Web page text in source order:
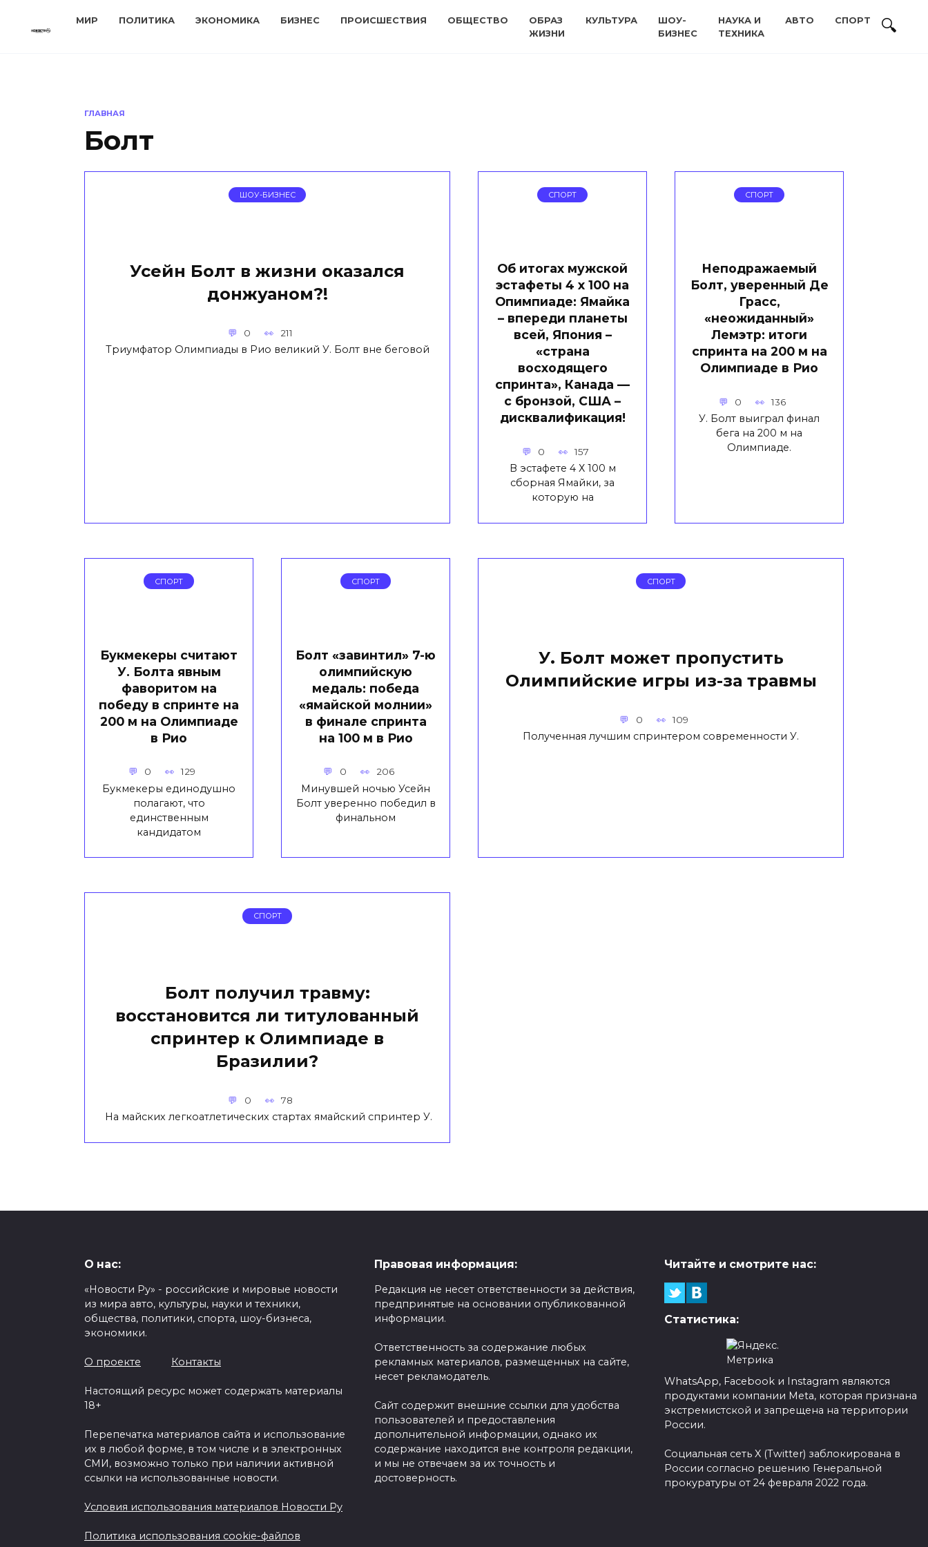
МИР ПОЛИТИКА ЭКОНОМИКА БИЗНЕС ПРОИСШЕСТВИЯ ОБЩЕСТВО
ОБРАЗ
ЖИЗНИ
КУЛЬТУРА
ШОУ-
БИЗНЕС
НАУКА И
ТЕХНИКА
АВТО СПОРТ
ГЛАВНАЯ
Болт
ШОУ-БИЗНЕС
Усейн Болт в жизни оказался
донжуаном?!
0 211
Триумфатор Олимпиады в Рио великий У. Болт вне беговой
СПОРТ
Об итогах мужской
эстафеты 4 х 100 на
Опимпиаде: Ямайка
– впереди планеты
всей, Япония –
«страна
восходящего
спринта», Канада —
с бронзой, США –
дисквалификация!
0 157
В эстафете 4 Х 100 м
сборная Ямайки, за
которую на
СПОРТ
Неподражаемый
Болт, уверенный Де
Грасс,
«неожиданный»
Лемэтр: итоги
спринта на 200 м на
Олимпиаде в Рио
0 136
У. Болт выиграл финал
бега на 200 м на
Олимпиаде.
СПОРТ
Букмекеры считают
У. Болта явным
фаворитом на
победу в спринте на
200 м на Олимпиаде
в Рио
0 129
Букмекеры единодушно
полагают, что
единственным
кандидатом
СПОРТ
Болт «завинтил» 7-ю
олимпийскую
медаль: победа
«ямайской молнии»
в финале спринта
на 100 м в Рио
0 206
Минувшей ночью Усейн
Болт уверенно победил в
финальном
СПОРТ
У. Болт может пропустить
Олимпийские игры из-за травмы
0 109
Полученная лучшим спринтером современности У.
СПОРТ
Болт получил травму:
восстановится ли титулованный
спринтер к Олимпиаде в
Бразилии?
0 78
На майских легкоатлетических стартах ямайский спринтер У.
О нас:
«Новости Ру» - российские и мировые новости
из мира авто, культуры, науки и техники,
общества, политики, спорта, шоу-бизнеса,
экономики.
О проекте Контакты
Настоящий ресурс может содержать материалы
18+
Перепечатка материалов сайта и использование
их в любой форме, в том числе и в электронных
СМИ, возможно только при наличии активной
ссылки на использованные новости.
Условия использования материалов Новости Ру
Политика использования cookie-файлов
Правовая информация:
Редакция не несет ответственности за действия,
предпринятые на основании опубликованной
информации.
Ответственность за содержание любых
рекламных материалов, размещенных на сайте,
несет рекламодатель.
Сайт содержит внешние ссылки для удобства
пользователей и предоставления
дополнительной информации, однако их
содержание находится вне контроля редакции,
и мы не отвечаем за их точность и
достоверность.
Читайте и смотрите нас:
Статистика:
WhatsApp, Facebook и Instagram являются
продуктами компании Meta, которая признана
экстремистской и запрещена на территории
России.
Социальная сеть X (Twitter) заблокирована в
России согласно решению Генеральной
прокуратуры от 24 февраля 2022 года.